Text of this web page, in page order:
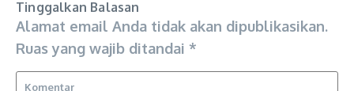
Tinggalkan Balasan
Alamat email Anda tidak akan dipublikasikan.
Ruas yang wajib ditandai *